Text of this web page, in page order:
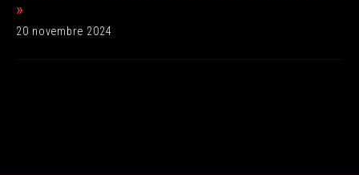
»
20 novembre 2024